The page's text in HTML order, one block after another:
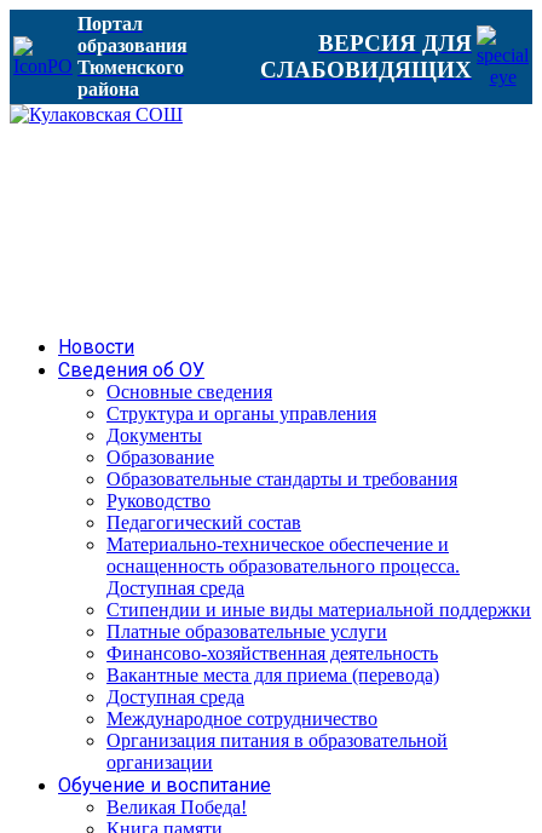
Портал
образования
Тюменского
района
ВЕРСИЯ ДЛЯ
СЛАБОВИДЯЩИХ
Новости
Сведения об ОУ
Основные сведения
Структура и органы управления
Документы
Образование
Образовательные стандарты и требования
Руководство
Педагогический состав
Материально-техническое обеспечение и
оснащенность образовательного процесса.
Доступная среда
Стипендии и иные виды материальной поддержки
Платные образовательные услуги
Финансово-хозяйственная деятельность
Вакантные места для приема (перевода)
Доступная среда
Международное сотрудничество
Организация питания в образовательной
организации
Обучение и воспитание
Великая Победа!
Книга памяти